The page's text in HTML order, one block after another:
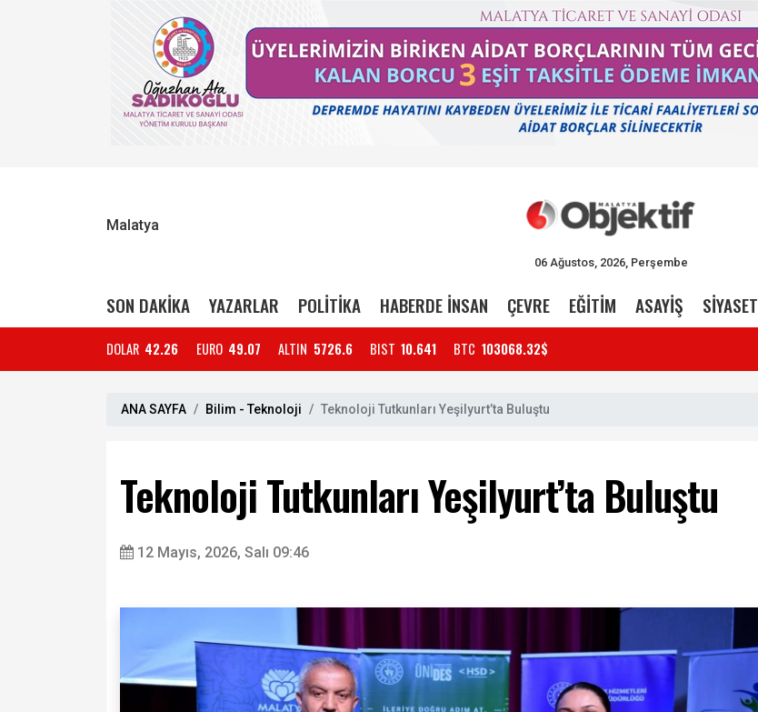
Malatya
06 Ağustos, 2026, Perşembe
SON DAKİKA YAZARLAR POLİTİKA HABERDE İNSAN ÇEVRE EĞİTİM ASAYİŞ SİYASET
DOLAR 42.26 EURO 49.07 ALTIN 5726.6 BIST 10.641 BTC 103068.32$
ANA SAYFA Bilim - Teknoloji Teknoloji Tutkunları Yeşilyurt’ta Buluştu
Teknoloji Tutkunları Yeşilyurt’ta Buluştu
12 Mayıs, 2026, Salı 09:46